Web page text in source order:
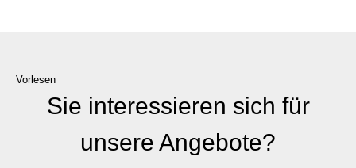
Vorlesen
Sie interessieren sich für
unsere Angebote?